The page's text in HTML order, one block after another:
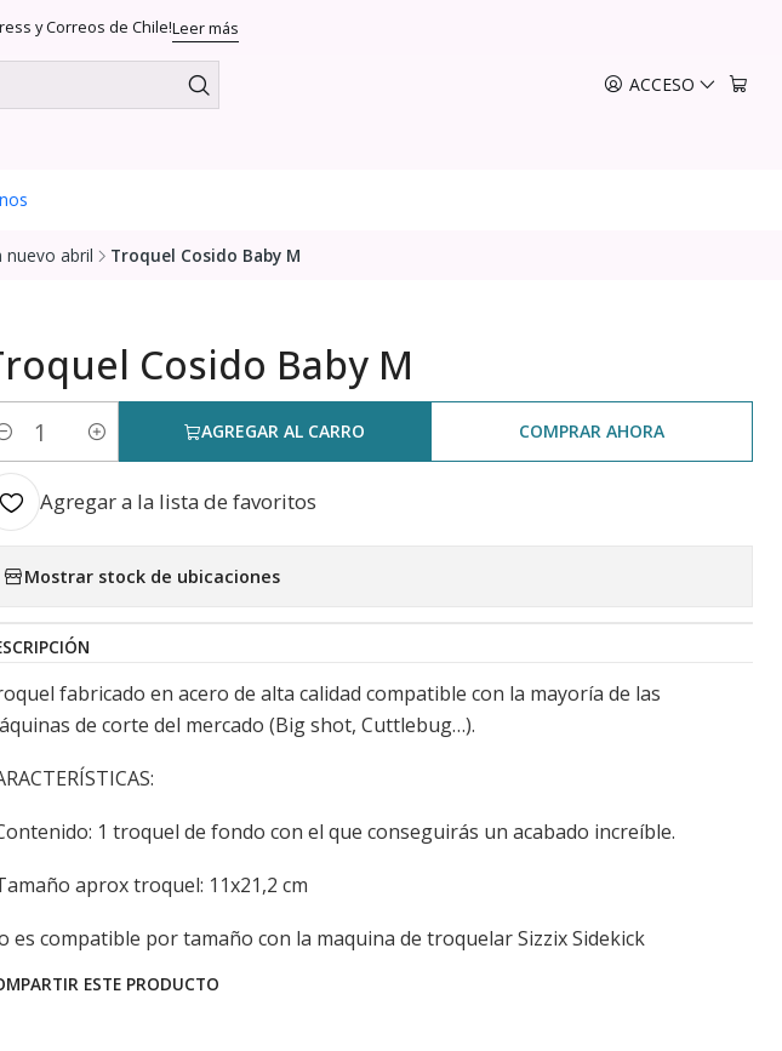
ACCESO
y Correos de Chile!Leer más
nuevo abril Troquel Cosido Baby M
Cosido Baby M
AGREGAR AL CARRO COMPRAR AHORA
Agregar a la lista de favoritos
Mostrar stock de ubicaciones
fabricado en acero de alta calidad compatible con la mayoría de las
de corte del mercado (Big shot, Cuttlebug…).
1 troquel de fondo con el que conseguirás un acabado increíble.
aprox troquel: 11x21,2 cm
es compatible por tamaño con la maquina de troquelar Sizzix Sidekick
ESTE PRODUCTO